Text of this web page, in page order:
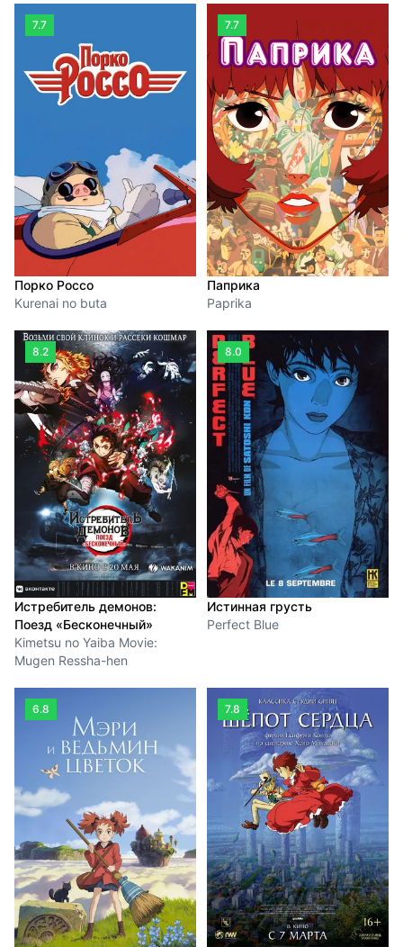
7.7
Порко Россо
Kurenai no buta
7.7
Паприка
Paprika
8.2
Истребитель демонов:
Поезд «Бесконечный»
Kimetsu no Yaiba Movie:
Mugen Ressha-hen
8.0
Истинная грусть
Perfect Blue
6.8 7.8